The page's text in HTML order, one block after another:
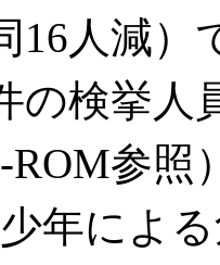
16人減
の検挙人
参照
年によ